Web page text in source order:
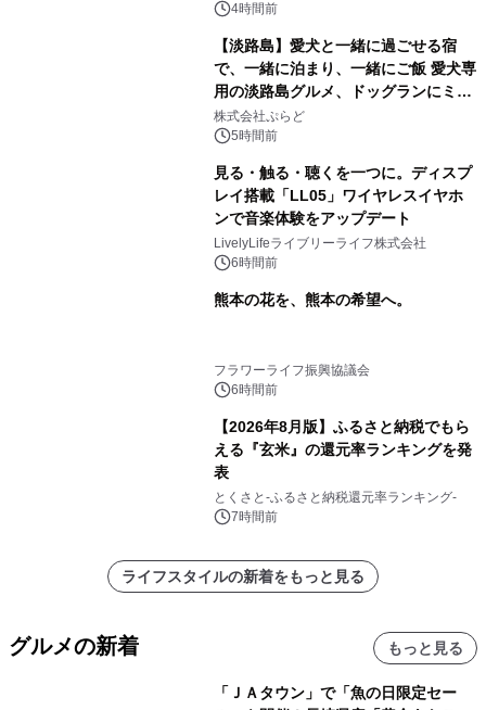
4時間前
【淡路島】愛犬と一緒に過ごせる宿
で、一緒に泊まり、一緒にご飯 愛犬専
用の淡路島グルメ、ドッグランにミニ
プール グランピングとトレーラーハウ
スの2施設で
株式会社ぷらど
5時間前
見る・触る・聴くを一つに。ディスプ
レイ搭載「LL05」ワイヤレスイヤホ
ンで音楽体験をアップデート
LivelyLifeライブリーライフ株式会社
6時間前
熊本の花を、熊本の希望へ。
フラワーライフ振興協議会
6時間前
【2026年8月版】ふるさと納税でもら
える『玄米』の還元率ランキングを発
表
とくさと-ふるさと納税還元率ランキング-
7時間前
ライフスタイルの新着をもっと見る
グルメの新着 もっと見る
「ＪＡタウン」で「魚の日限定セー